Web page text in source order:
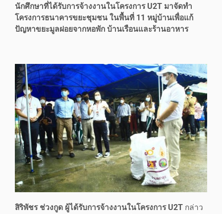
นักศึกษาที่ได้รับการจ้างงานในโครงการ U2T มาจัดทำ
โครงการธนาคารขยะชุมชน ในพื้นที่ 11 หมู่บ้านเพื่อแก้
ปัญหาขยะมูลฝอยจากหอพัก บ้านเรือนและร้านอาหาร
สิริพัชร ช่วงกูด ผู้ได้รับการจ้างงานในโครงการ U2T กล่าว